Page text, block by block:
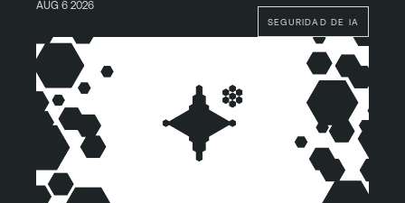
SEGURIDAD DE IA
AUG 6 2026